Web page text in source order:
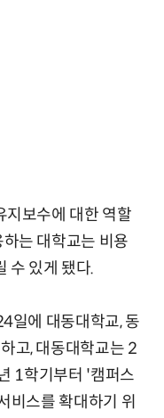
지보수에 대한 역할
는 대학교는 비용
수 있게 됐다.
일에 대동대학교, 동
고, 대동대학교는 2
1학기부터 '캠퍼스
비스를 확대하기 위